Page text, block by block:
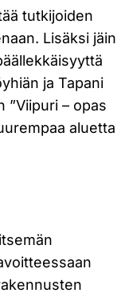
tutkijoiden
Lisäksi jäin
ja Tapani
”Viipuri – opas
aluetta